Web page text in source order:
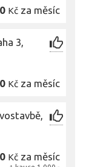
Kč za měsíc
3,
Kč za měsíc
Kč za měsíc